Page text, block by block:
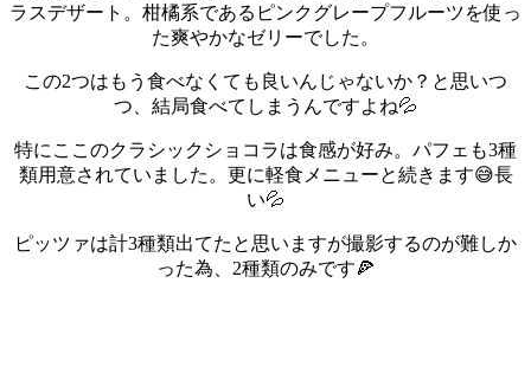
ラスデザート。柑橘系であるピンクグレープフルーツを使っ
た爽やかなゼリーでした。
この2つはもう食べなくても良いんじゃないか？と思いつ
つ、結局食べてしまうんですよね💦
特にここのクラシックショコラは食感が好み。 パフェも3種
類用意されていました。 更に軽食メニューと続きます😅長
い💦
ピッツァは計3種類出てたと思いますが撮影するのが難しか
った為、2種類のみです🍕